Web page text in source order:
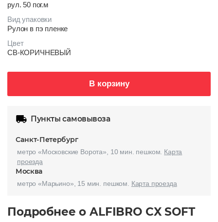
рул. 50 пог.м
Вид упаковки
Рулон в пэ пленке
Цвет
СВ-КОРИЧНЕВЫЙ
В корзину
Пункты самовывоза
Санкт-Петербург
метро «Московские Ворота», 10 мин. пешком. Карта
проезда
Москва
метро «Марьино», 15 мин. пешком. Карта проезда
Подробнее о ALFIBRO CX SOFT